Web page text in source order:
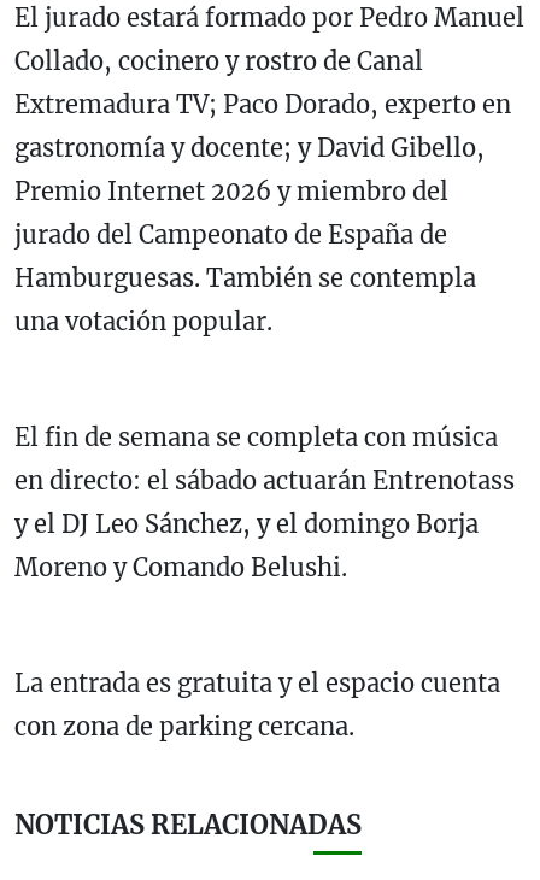
El jurado estará formado por Pedro Manuel
Collado, cocinero y rostro de Canal
Extremadura TV; Paco Dorado, experto en
gastronomía y docente; y David Gibello,
Premio Internet 2026 y miembro del
jurado del Campeonato de España de
Hamburguesas. También se contempla
una votación popular.
El fin de semana se completa con música
en directo: el sábado actuarán Entrenotass
y el DJ Leo Sánchez, y el domingo Borja
Moreno y Comando Belushi.
La entrada es gratuita y el espacio cuenta
con zona de parking cercana.
NOTICIAS RELACIONADAS